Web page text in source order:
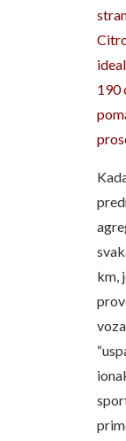
190
km,